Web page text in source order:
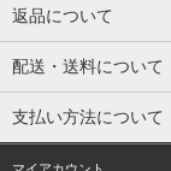
返品について
配送・送料について
支払い方法について